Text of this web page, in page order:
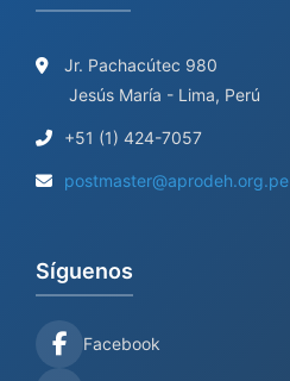
Jr. Pachacútec 980
Jesús María - Lima, Perú
+51 (1) 424-7057
postmaster@aprodeh.org.pe
Síguenos
Facebook